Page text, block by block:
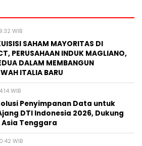
WIB
SAHAM MAYORITAS DI
PERUSAHAAN INDUK MAGLIANO,
DALAM MEMBANGUN
ITALIA BARU
WIB
Penyimpanan Data untuk
DTI Indonesia 2026, Dukung
Asia Tenggara
WIB